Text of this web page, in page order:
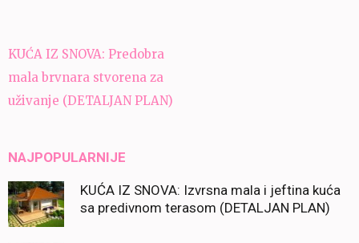
Navigacija
članaka
KUĆA IZ SNOVA: Predobra
mala brvnara stvorena za
uživanje (DETALJAN PLAN)
NAJPOPULARNIJE
KUĆA IZ SNOVA: Izvrsna mala i jeftina kuća
sa predivnom terasom (DETALJAN PLAN)